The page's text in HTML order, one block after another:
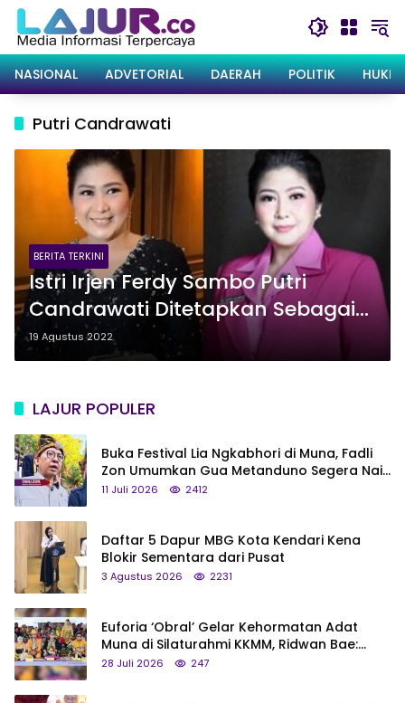
Langsung
konten
NASIONAL
ADVETORIAL DAERAH POLITIK
Putri Candrawati
BERITA TERKINI
Istri Irjen Ferdy Sambo Putri
Candrawati Ditetapkan Sebagai
Tersangka Pembunuhan Yosua
19 Agustus 2022
LAJUR POPULER
Buka Festival Lia Ngkabhori di Muna, Fadli
Zon Umumkan Gua Metanduno Segera Naik
Status Jadi Cagar Budaya Nasional
11 Juli 2026 2412
Daftar 5 Dapur MBG Kota Kendari Kena
Blokir Sementara dari Pusat
3 Agustus 2026 2231
Euforia ‘Obral’ Gelar Kehormatan Adat
Muna di Silaturahmi KKMM, Ridwan Bae:
Saya Bukan Tipe Begitu, Belum Pantas!
28 Juli 2026 247